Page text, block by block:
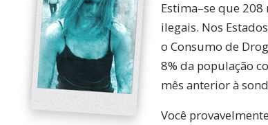
Estima–se que
ilegais. Nos
o Consumo de
8% da população
mês anterior à
Você